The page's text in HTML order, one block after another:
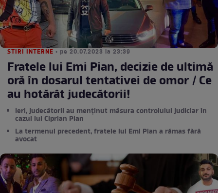
STIRI INTERNE • pe 20.07.2023 la 23:39
Fratele lui Emi Pian, decizie de ultimă
oră în dosarul tentativei de omor / Ce
au hotărât judecătorii!
Ieri, judecătorii au menținut măsura controlului judiciar în
cazul lui Ciprian Pian
La termenul precedent, fratele lui Emi Pian a rămas fără
avocat